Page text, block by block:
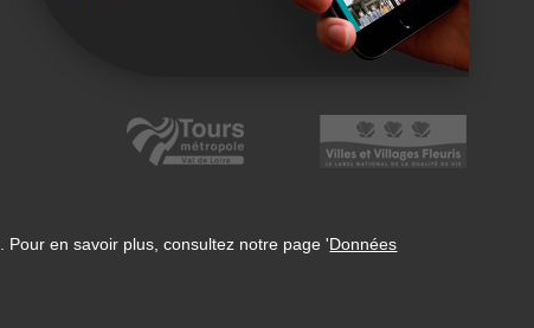
en savoir plus, consultez notre page 'Données